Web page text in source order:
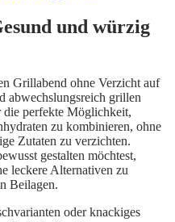
und würzig
Grillabend ohne Verzicht auf
abwechslungsreich grillen
perfekte Möglichkeit,
zu kombinieren, ohne
Zutaten zu verzichten.
gestalten möchtest,
leckere Alternativen zu
Beilagen.
oder knackiges